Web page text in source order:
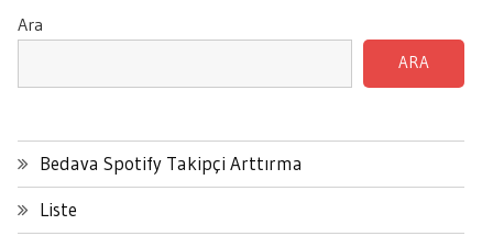
Ara
ARA
Bedava Spotify Takipçi Arttırma
Liste